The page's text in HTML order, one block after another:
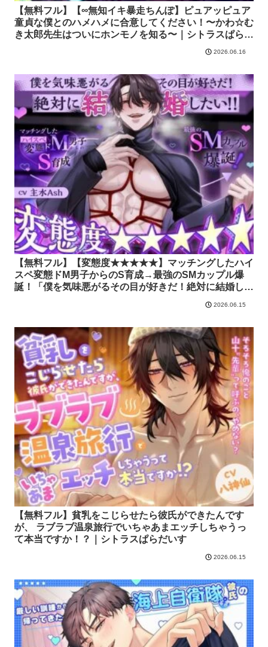
【無料フル】【∞無知イキ暴走ちんぽ】ピュアッピュア
童貞な僕とのハメハメに合意してください！〜かわ☆む
き太郎先生はついにホンモノを知る〜｜シトラスぱらだ
2026.06.16
【無料フル】【変態度★★★★★】マッチングしたハイ
スペ変態ドM男子からのS育成→最強のSMカップル爆
誕！「僕を気味悪がるその目が好きだ！絶対に結婚した
2026.06.15
【無料フル】貧乳をこじらせたら彼氏ができたんです
が、 ラブラブ温泉旅行でいちゃあまエッチしちゃうっ
て本当ですか！？｜シトラスぱらだいす
2026.06.15